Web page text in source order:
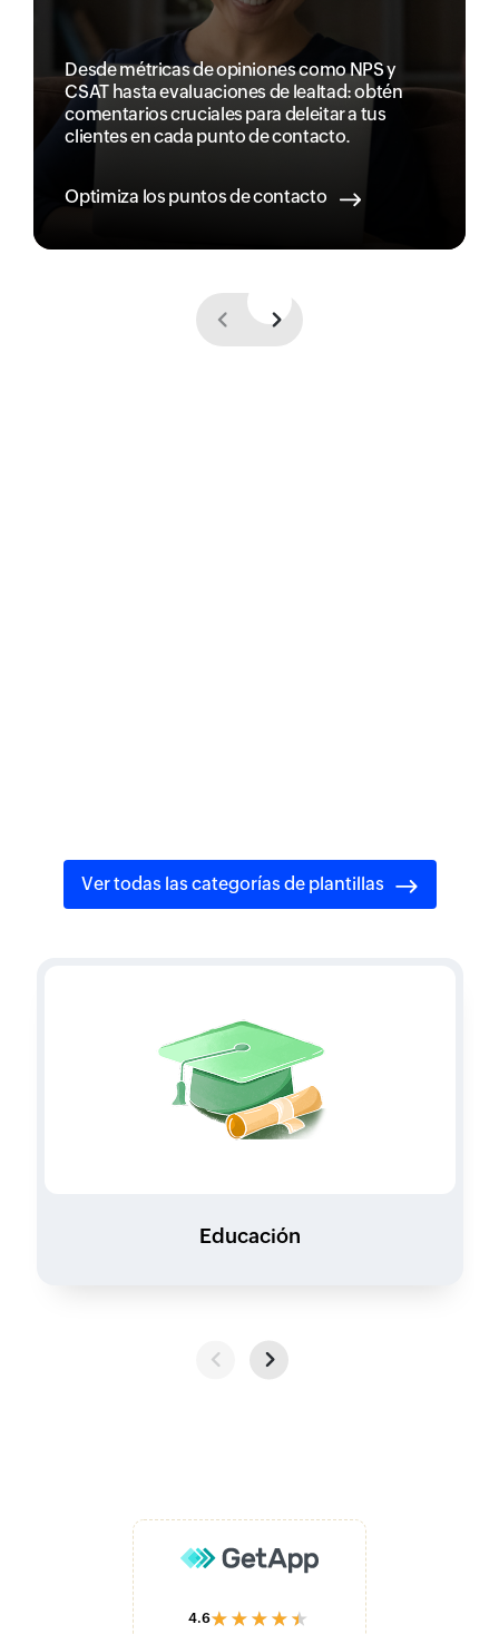
Previous
Desde métricas de opiniones como NPS y
CSAT hasta evaluaciones de lealtad: obtén
comentarios cruciales para deleitar a tus
clientes en cada punto de contacto.
Optimiza los puntos de contacto
Next
Ver todas las categorías de plantillas
Previous
Educación
Next
★★★★★
4.6